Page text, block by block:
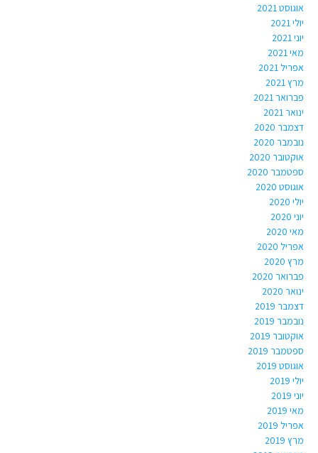
אוגוסט 2021
יולי 2021
יוני 2021
מאי 2021
אפריל 2021
מרץ 2021
פברואר 2021
ינואר 2021
דצמבר 2020
נובמבר 2020
אוקטובר 2020
ספטמבר 2020
אוגוסט 2020
יולי 2020
יוני 2020
מאי 2020
אפריל 2020
מרץ 2020
פברואר 2020
ינואר 2020
דצמבר 2019
נובמבר 2019
אוקטובר 2019
ספטמבר 2019
אוגוסט 2019
יולי 2019
יוני 2019
מאי 2019
אפריל 2019
מרץ 2019